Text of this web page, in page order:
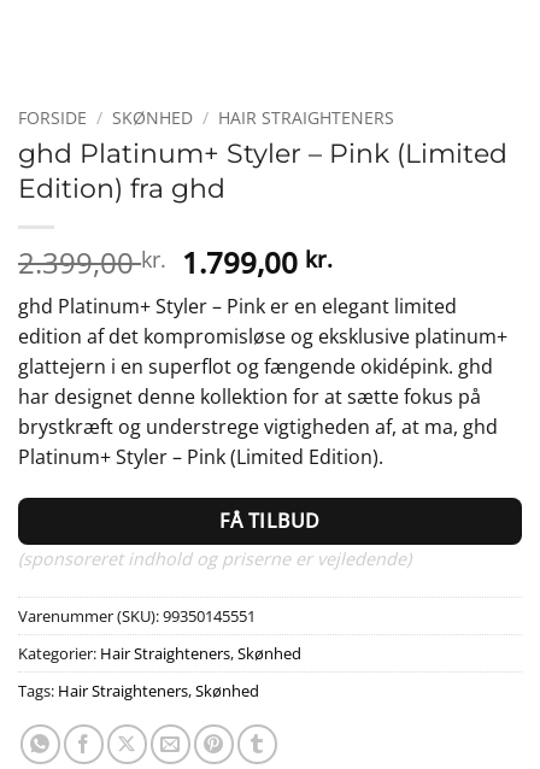
FORSIDE / SKØNHED / HAIR STRAIGHTENERS
ghd Platinum+ Styler – Pink (Limited
Edition) fra ghd
2.399,00kr. Den
oprindelige
pris
var:
2.399,00 kr..
1.799,00 kr.Den
aktuelle
pris
er:
1.799,00 kr..
ghd Platinum+ Styler – Pink er en elegant limited
edition af det kompromisløse og eksklusive platinum+
glattejern i en superflot og fængende okidépink. ghd
har designet denne kollektion for at sætte fokus på
brystkræft og understrege vigtigheden af, at ma, ghd
Platinum+ Styler – Pink (Limited Edition).
FÅ TILBUD
(sponsoreret indhold og priserne er vejledende)
Varenummer (SKU):99350145551
Kategorier: Hair Straighteners,Skønhed
Tags: Hair Straighteners,Skønhed